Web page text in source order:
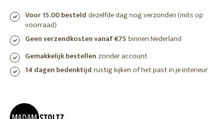
Voor 15.00 besteld dezelfde dag nog verzonden (mits op
voorraad)
Geen verzendkosten vanaf €75 binnen Nederland
Gemakkelijk bestellen zonder account
14 dagen bedenktijd rustig kijken of het past in je interieur